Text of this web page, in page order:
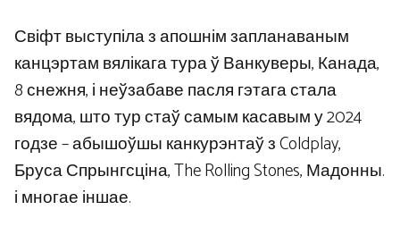
Свіфт выступіла з апошнім запланаваным
канцэртам вялікага тура ў Ванкуверы, Канада,
8 снежня, і неўзабаве пасля гэтага стала
вядома, што тур стаў самым касавым у 2024
годзе – абышоўшы канкурэнтаў з Coldplay,
Бруса Спрынгсціна, The Rolling Stones, Мадонны.
і многае іншае.